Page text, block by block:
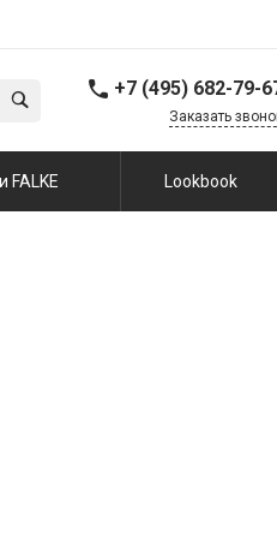
+7 (495) 682-79-
Заказать
FALKE Lookbook